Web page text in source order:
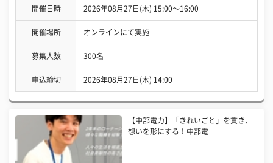
開催日時 2026年08月27日(木) 15:00〜16:00
開催場所 オンラインにて実施
募集人数 300名
申込締切 2026年08月27日(木) 14:00
【中部電力】「きれいごと」を貫き、
想いを形にする！中部電